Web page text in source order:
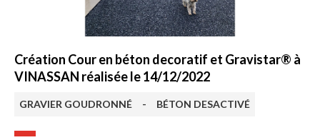
Création Cour en béton decoratif et Gravistar® à
VINASSAN réalisée le 14/12/2022
GRAVIER GOUDRONNÉ - BÉTON DESACTIVÉ